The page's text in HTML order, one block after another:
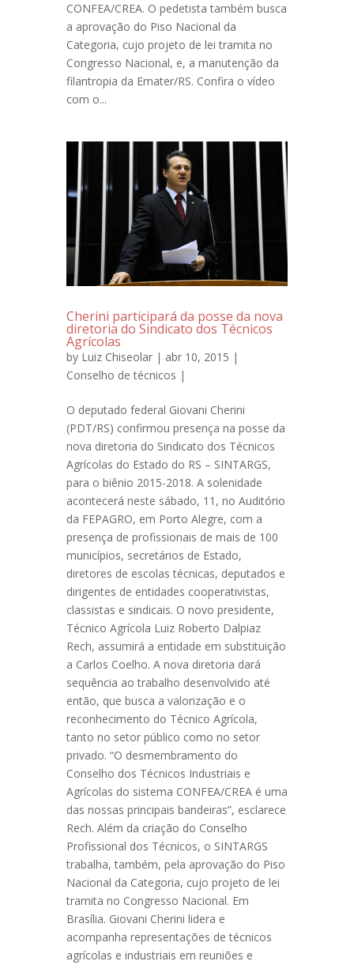
CONFEA/CREA. O pedetista também busca
a aprovação do Piso Nacional da
Categoria, cujo projeto de lei tramita no
Congresso Nacional, e, a manutenção da
filantropia da Emater/RS. Confira o vídeo
com o...
Cherini participará da posse da nova
diretoria do Sindicato dos Técnicos
Agrícolas
by Luiz Chiseolar | abr 10, 2015 |
Conselho de técnicos |
O deputado federal Giovani Cherini
(PDT/RS) confirmou presença na posse da
nova diretoria do Sindicato dos Técnicos
Agrícolas do Estado do RS – SINTARGS,
para o biênio 2015-2018. A solenidade
acontecerá neste sábado, 11, no Auditório
da FEPAGRO, em Porto Alegre, com a
presença de profissionais de mais de 100
municípios, secretários de Estado,
diretores de escolas técnicas, deputados e
dirigentes de entidades cooperativistas,
classistas e sindicais. O novo presidente,
Técnico Agrícola Luiz Roberto Dalpiaz
Rech, assumirá a entidade em substituição
a Carlos Coelho. A nova diretoria dará
sequência ao trabalho desenvolvido até
então, que busca a valorização e o
reconhecimento do Técnico Agrícola,
tanto no setor público como no setor
privado. “O desmembramento do
Conselho dos Técnicos Industriais e
Agrícolas do sistema CONFEA/CREA é uma
das nossas principais bandeiras”, esclarece
Rech. Além da criação do Conselho
Profissional dos Técnicos, o SINTARGS
trabalha, também, pela aprovação do Piso
Nacional da Categoria, cujo projeto de lei
tramita no Congresso Nacional. Em
Brasília. Giovani Cherini lidera e
acompanha representações de técnicos
agrícolas e industriais em reuniões e